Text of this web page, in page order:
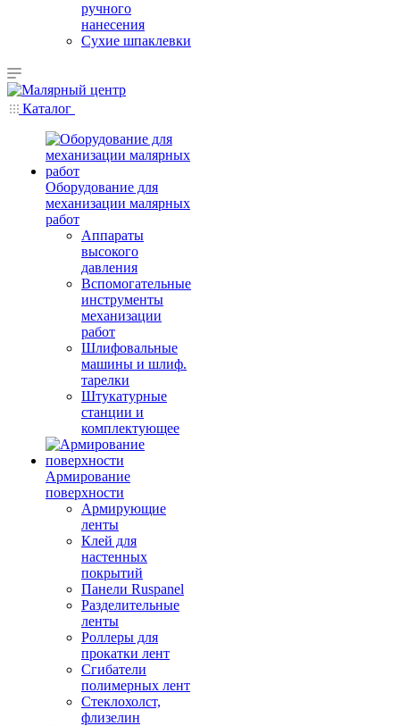
ручного
нанесения
Сухие шпаклевки
Каталог
Оборудование для
механизации малярных
работ
Аппараты
высокого
давления
Вспомогательные
инструменты
механизации
работ
Шлифовальные
машины и шлиф.
тарелки
Штукатурные
станции и
комплектующее
Армирование
поверхности
Армирующие
ленты
Клей для
настенных
покрытий
Панели Ruspanel
Разделительные
ленты
Роллеры для
прокатки лент
Сгибатели
полимерных лент
Стеклохолст,
флизелин